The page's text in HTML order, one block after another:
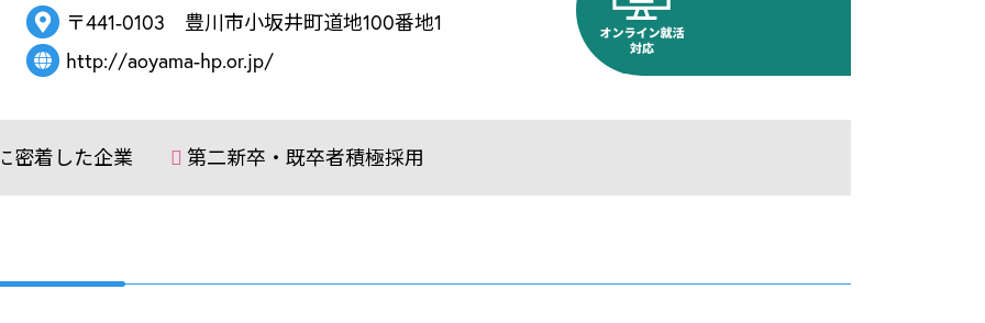
〒441-0103 豊川市小坂井町道地100番地1
http://aoyama-hp.or.jp/
密着した企業 第二新卒・既卒者積極採用